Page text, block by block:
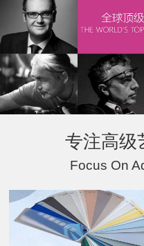
专注高级
Focus On